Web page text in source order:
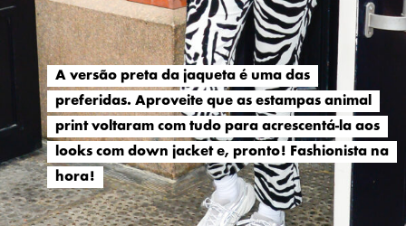
A versão preta da jaqueta é uma das
preferidas. Aproveite que as estampas animal
print voltaram com tudo para acrescentá-la aos
looks com down jacket e, pronto! Fashionista na
hora!
A versão preta da jaqueta é uma das
preferidas. Aproveite que as estampas animal
print voltaram com tudo para acrescentá-la aos
looks com down jacket e, pronto! Fashionista na
hora!